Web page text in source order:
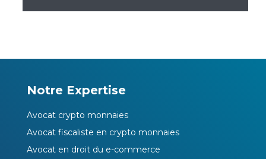
Notre Expertise
Avocat crypto monnaies
Avocat fiscaliste en crypto monnaies
Avocat en droit du e-commerce